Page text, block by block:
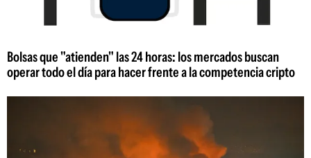
Bolsas que "atienden" las 24 horas: los mercados buscan
operar todo el día para hacer frente a la competencia cripto